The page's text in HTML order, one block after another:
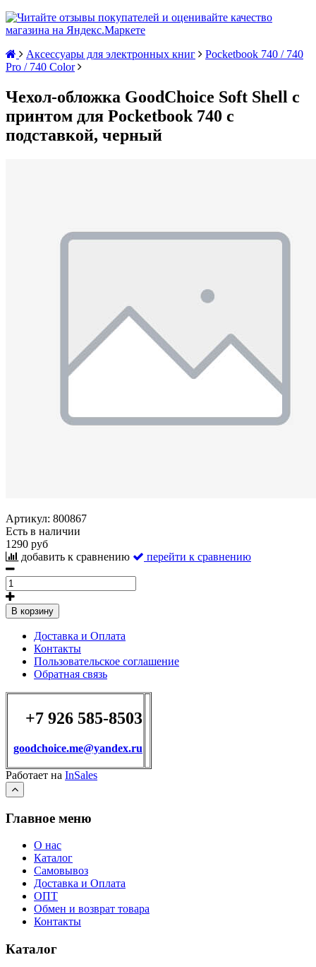
Аксессуары для электронных книг
Pocketbook 740 / 740
Pro / 740 Color
Чехол-обложка GoodChoice Soft Shell с
принтом для Pocketbook 740 с
подставкой, черный
Артикул: 800867
Есть в наличии
1290 руб
добавить к сравнению
перейти к сравнению
В корзину
Доставка и Оплата
Контакты
Пользовательское соглашение
Обратная связь
+7 926 585-8503
goodchoice.me@yandex.ru
Работает на InSales
Главное меню
О нас
Каталог
Самовывоз
Доставка и Оплата
ОПТ
Обмен и возврат товара
Контакты
Каталог